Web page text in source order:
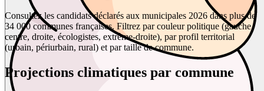
Consultez les candidats déclarés aux municipales 2026 dans plus de
34 000 communes françaises. Filtrez par couleur politique (gauche,
centre, droite, écologistes, extrême-droite), par profil territorial
(urbain, périurbain, rural) et par taille de commune.
Projections climatiques par commune